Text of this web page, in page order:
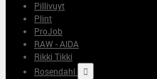
Pillivuyt
Plint
ProJob
RAW - AIDA
Rikki Tikki
Rosendahl
